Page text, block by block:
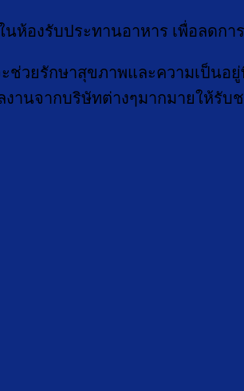
นห้องรับประทานอาหาร เพื่อลดก
วยรักษาสุขภาพและความเป็นอ
านจากบริษัทต่างๆมากมายให้รับ